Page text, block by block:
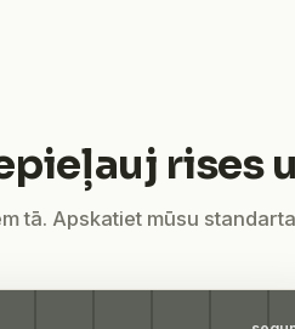
rises
tā. Apskatiet mūsu